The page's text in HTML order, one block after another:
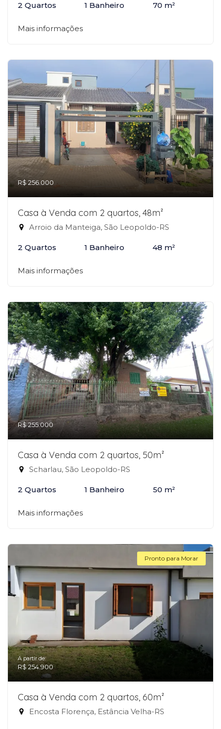
2 Quartos 1 Banheiro 70 m²
Mais informações
R$ 256.000
Casa à Venda com 2 quartos, 48m²
Arroio da Manteiga, São Leopoldo-RS
2 Quartos 1 Banheiro 48 m²
Mais informações
R$ 255.000
Casa à Venda com 2 quartos, 50m²
Scharlau, São Leopoldo-RS
2 Quartos 1 Banheiro 50 m²
Mais informações
Pronto para Morar
A partir de:
R$ 254.900
Casa à Venda com 2 quartos, 60m²
Encosta Florença, Estância Velha-RS